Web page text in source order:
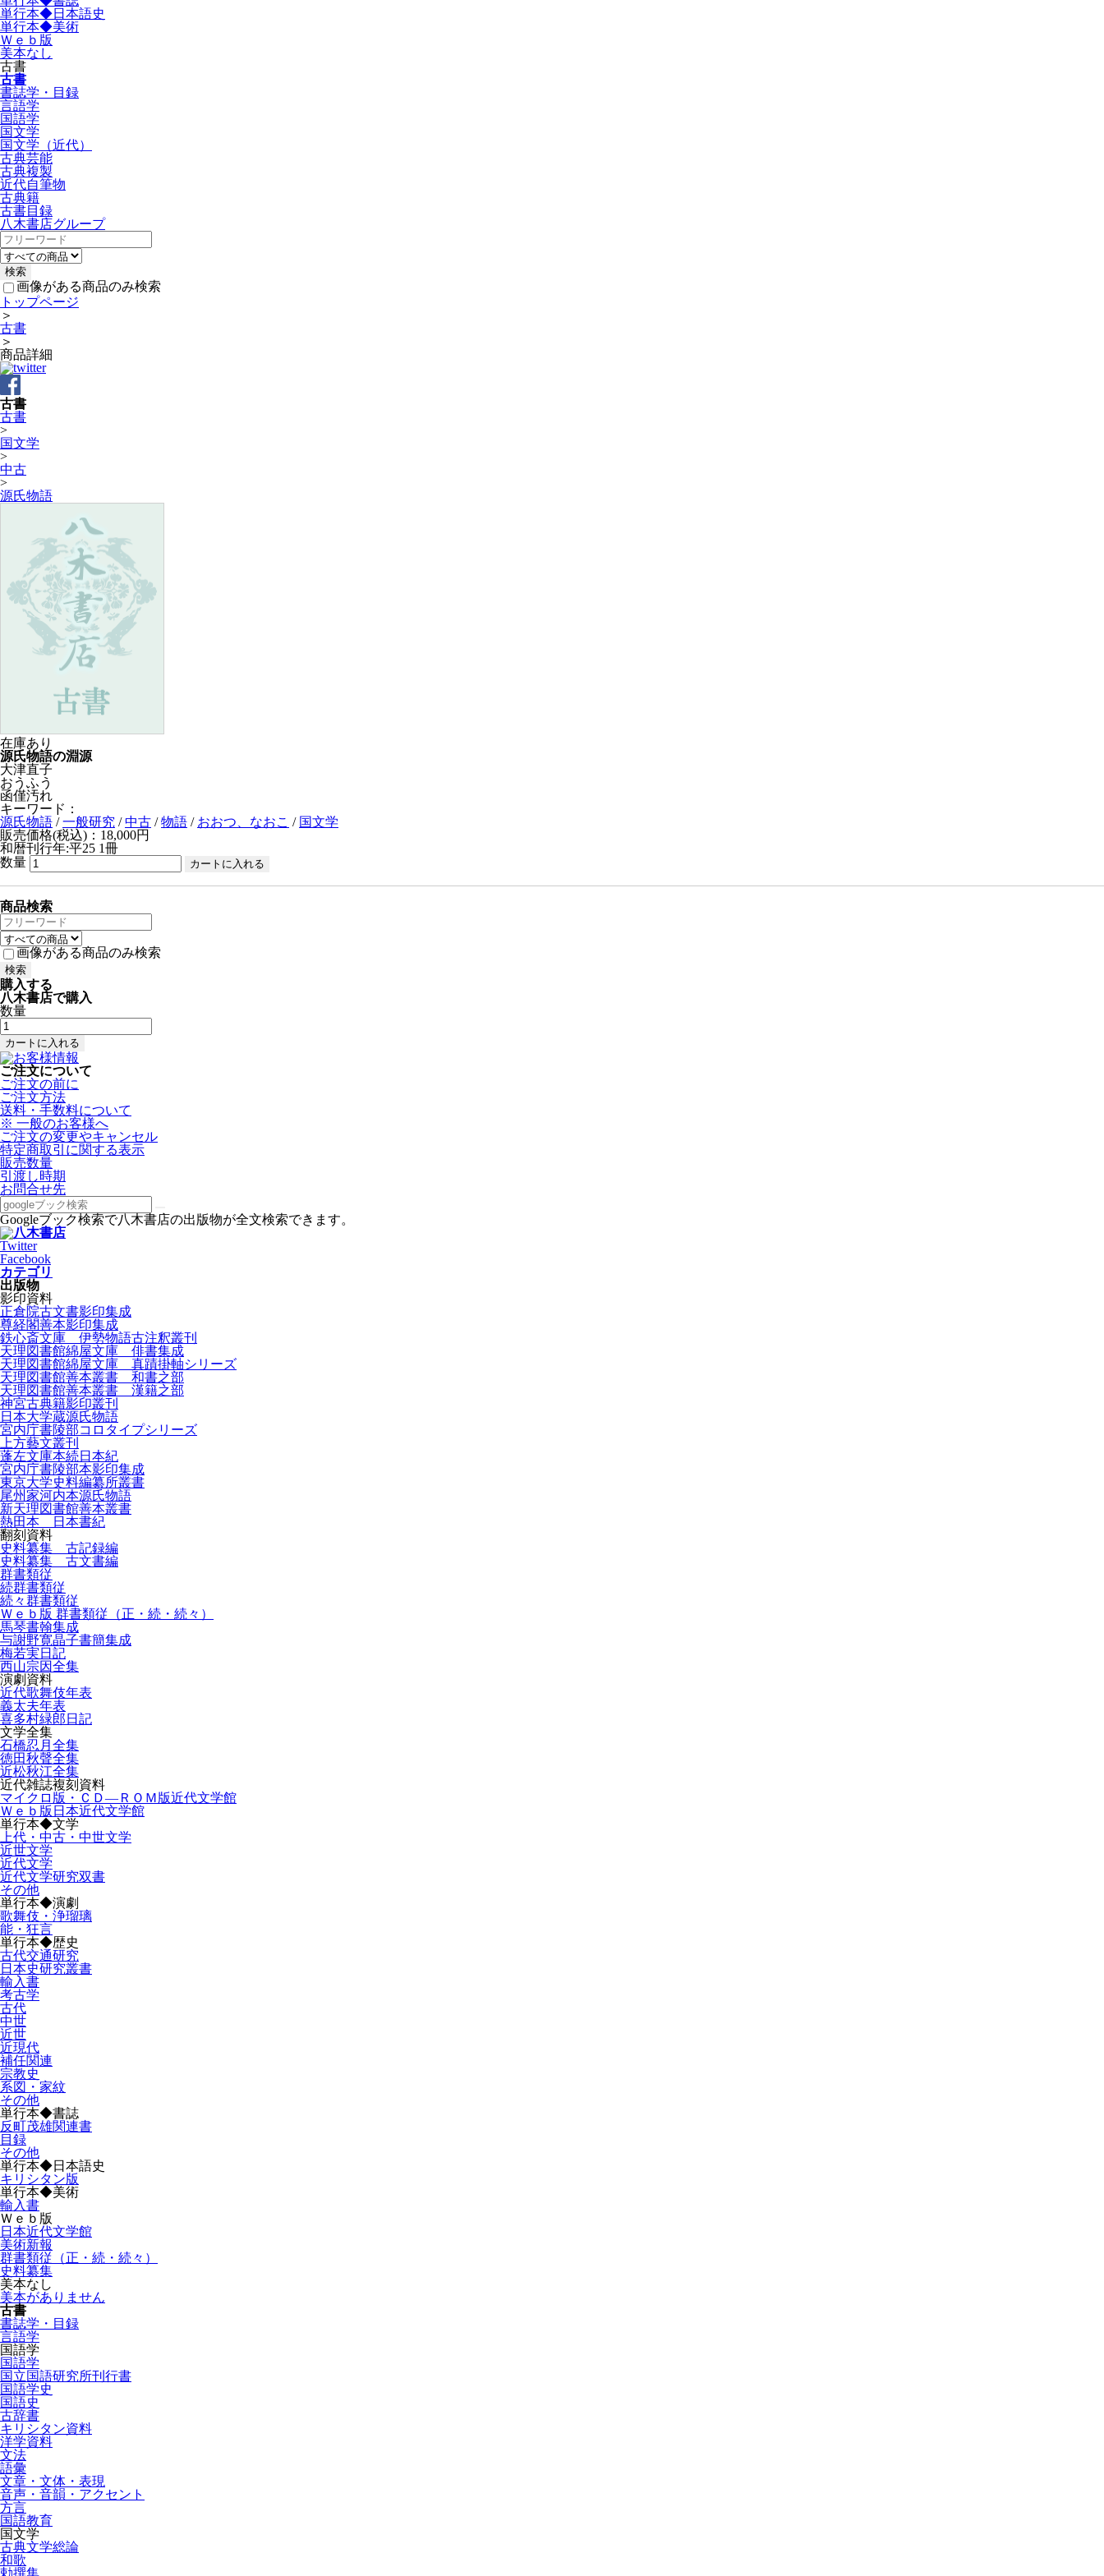
単行本◆日本語史
単行本◆美術
Ｗｅｂ版
美本なし
古書
古書
書誌学・目録
言語学
国語学
国文学
国文学（近代）
古典芸能
古典複製
近代自筆物
古典籍
古書目録
八木書店グループ
画像がある商品のみ検索
トップページ
＞
古書
＞
商品詳細
古書
古書
>
国文学
>
中古
>
源氏物語
在庫あり
源氏物語の淵源
大津直子
おうふう
函僅汚れ
キーワード：
源氏物語 /一般研究 /中古 /物語 / おおつ、なおこ / 国文学
販売価格(税込)：18,000円
和暦刊行年:平25 1冊
数量
商品検索
画像がある商品のみ検索
購入する
八木書店で購入
数量
ご注文について
ご注文の前に
ご注文方法
送料・手数料について
※ 一般のお客様へ
ご注文の変更やキャンセル
特定商取引に関する表示
販売数量
引渡し時期
お問合せ先
Googleブック検索で八木書店の出版物が全文検索できます。
Twitter
Facebook
カテゴリ
出版物
影印資料
正倉院古文書影印集成
尊経閣善本影印集成
鉄心斎文庫 伊勢物語古注釈叢刊
天理図書館綿屋文庫 俳書集成
天理図書館綿屋文庫 真蹟掛軸シリーズ
天理図書館善本叢書 和書之部
天理図書館善本叢書 漢籍之部
神宮古典籍影印叢刊
日本大学蔵源氏物語
宮内庁書陵部コロタイプシリーズ
上方藝文叢刊
蓬左文庫本続日本紀
宮内庁書陵部本影印集成
東京大学史料編纂所叢書
尾州家河内本源氏物語
新天理図書館善本叢書
熱田本 日本書紀
翻刻資料
史料纂集 古記録編
史料纂集 古文書編
群書類従
続群書類従
続々群書類従
Ｗｅｂ版 群書類従（正・続・続々）
馬琴書翰集成
与謝野寛晶子書簡集成
梅若実日記
西山宗因全集
演劇資料
近代歌舞伎年表
義太夫年表
喜多村緑郎日記
文学全集
石橋忍月全集
徳田秋聲全集
近松秋江全集
近代雑誌複刻資料
マイクロ版・ＣＤ―ＲＯＭ版近代文学館
Ｗｅｂ版日本近代文学館
単行本◆文学
上代・中古・中世文学
近世文学
近代文学
近代文学研究双書
その他
単行本◆演劇
歌舞伎・浄瑠璃
能・狂言
単行本◆歴史
古代交通研究
日本史研究叢書
輸入書
考古学
古代
中世
近世
近現代
補任関連
宗教史
系図・家紋
その他
単行本◆書誌
反町茂雄関連書
目録
その他
単行本◆日本語史
キリシタン版
単行本◆美術
輸入書
Ｗｅｂ版
日本近代文学館
美術新報
群書類従（正・続・続々）
史料纂集
美本なし
美本がありません
古書
書誌学・目録
言語学
国語学
国語学
国立国語研究所刊行書
国語学史
国語史
古辞書
キリシタン資料
洋学資料
文法
語彙
文章・文体・表現
音声・音韻・アクセント
方言
国語教育
国文学
古典文学総論
和歌
勅撰集